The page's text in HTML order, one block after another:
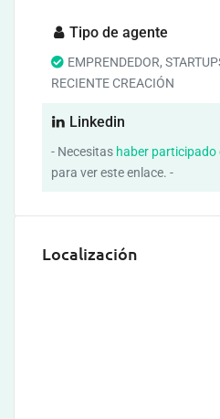
Tipo de agente
EMPRENDEDOR,
RECIENTE CREACIÓN
Linkedin
- Necesitas haber
para ver este enlace. -
Localización